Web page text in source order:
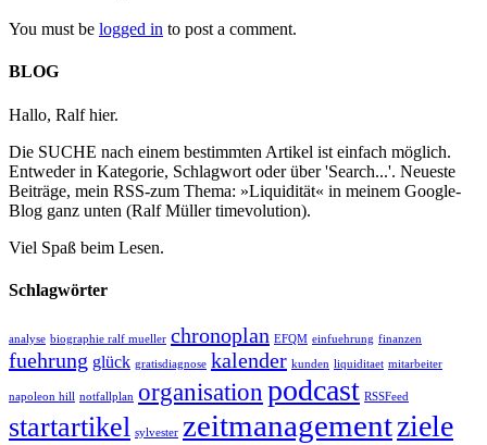
You must be logged in to post a comment.
BLOG
Hallo, Ralf hier.
Die SUCHE nach einem bestimmten Artikel ist einfach möglich.
Entweder in Kategorie, Schlagwort oder über 'Search...'. Neueste
Beiträge, mein RSS-zum Thema: »Liquidität« in meinem Google-
Blog ganz unten (Ralf Müller timevolution).
Viel Spaß beim Lesen.
Schlagwörter
analyse biographie ralf mueller chronoplan EFQM einfuehrung finanzen
fuehrung glück gratisdiagnose kalender kunden liquiditaet mitarbeiter
napoleon hill notfallplan organisation podcast RSSFeed
startartikel sylvester zeitmanagementziele